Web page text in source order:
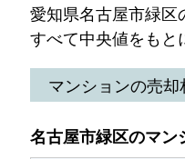
愛知県名古屋市緑区
すべて中央値をもと
マンションの売却
名古屋市緑区のマン